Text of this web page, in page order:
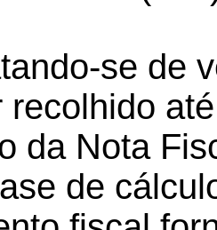
se de
recolhido
da Nota
de